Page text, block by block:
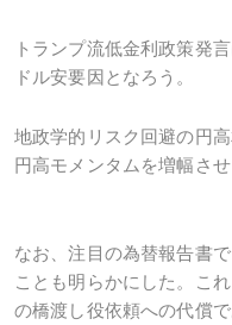
トランプ流低金利政策発
ドル安要因となろう。
地政学的リスク回避の円
円高モメンタムを増幅さ
なお、注目の為替報告書
ことも明らかにした。こ
の橋渡し役依頼への代償で